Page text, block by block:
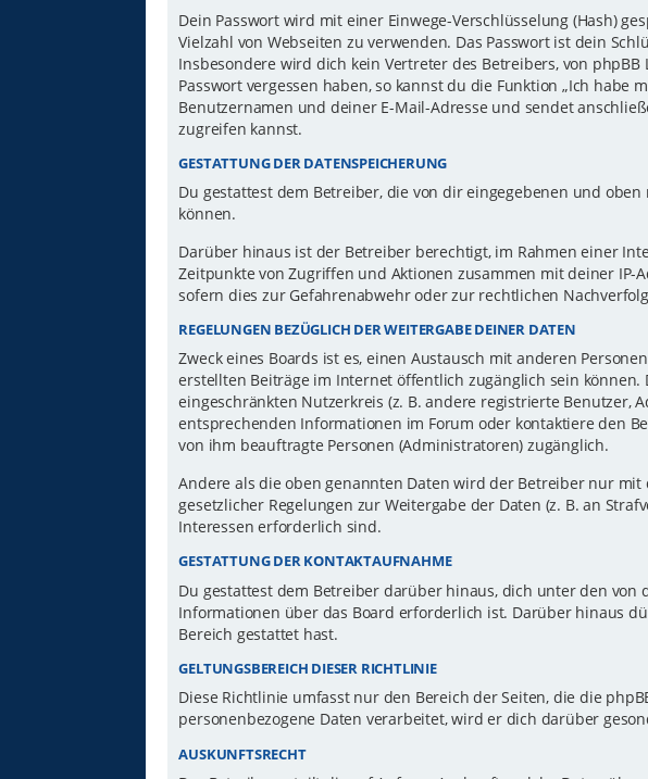
Dein Passwort wird mit einer Einwege-Verschlüsselung (Hash)
Vielzahl von Webseiten zu verwenden. Das Passwort ist dein
Insbesondere wird dich kein Vertreter des Betreibers, von
Passwort vergessen haben, so kannst du die Funktion „Ich habe
Benutzernamen und deiner E-Mail-Adresse und sendet
zugreifen kannst.
GESTATTUNG DER DATENSPEICHERUNG
Du gestattest dem Betreiber, die von dir eingegebenen und
können.
Darüber hinaus ist der Betreiber berechtigt, im Rahmen einer
Zeitpunkte von Zugriffen und Aktionen zusammen mit deiner
sofern dies zur Gefahrenabwehr oder zur rechtlichen
REGELUNGEN BEZÜGLICH DER WEITERGABE DEINER DATEN
Zweck eines Boards ist es, einen Austausch mit anderen
erstellten Beiträge im Internet öffentlich zugänglich sein
eingeschränkten Nutzerkreis (z. B. andere registrierte Benutzer,
entsprechenden Informationen im Forum oder kontaktiere den
von ihm beauftragte Personen (Administratoren) zugänglich.
Andere als die oben genannten Daten wird der Betreiber nur
gesetzlicher Regelungen zur Weitergabe der Daten (z. B. an
Interessen erforderlich sind.
GESTATTUNG DER KONTAKTAUFNAHME
Du gestattest dem Betreiber darüber hinaus, dich unter den
Informationen über das Board erforderlich ist. Darüber hinaus
Bereich gestattet hast.
GELTUNGSBEREICH DIESER RICHTLINIE
Diese Richtlinie umfasst nur den Bereich der Seiten, die die
personenbezogene Daten verarbeitet, wird er dich darüber
AUSKUNFTSRECHT